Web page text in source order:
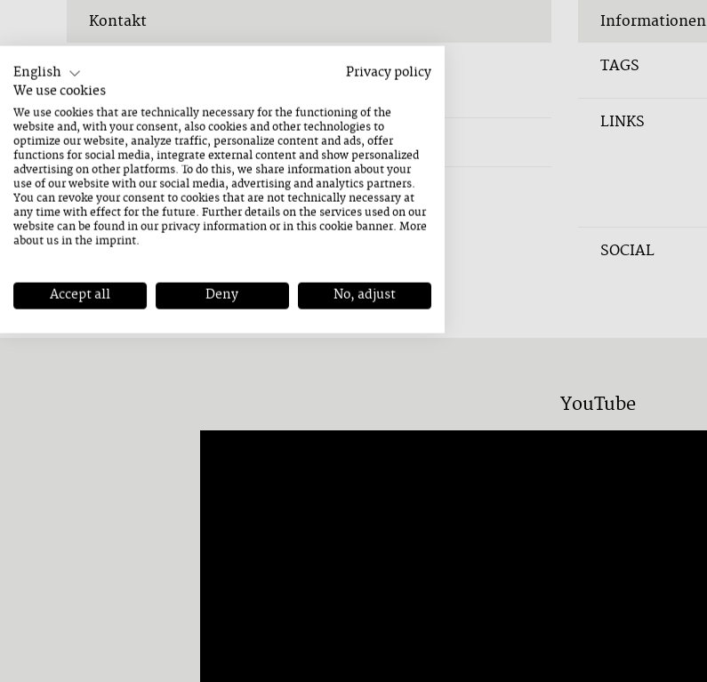
Kontakt
TELEFON +43 (0)6852 74963
E-MAIL office@kunsthausnexus.com
Informationen
TAGS
LINKS
SOCIAL
YouTube
English
Privacy policy
We use cookies
We use cookies that are technically necessary for the functioning of the
website and, with your consent, also cookies and other technologies to
optimize our website, analyze traffic, personalize content and ads, offer
functions for social media, integrate external content and show personalized
advertising on other platforms. To do this, we share information about your
use of our website with our social media, advertising and analytics partners.
You can revoke your consent to cookies that are not technically necessary at
any time with effect for the future. Further details on the services used on our
website can be found in ourprivacy informationor in this cookie banner. More
about us in theimprint.
Accept all Deny No, adjust